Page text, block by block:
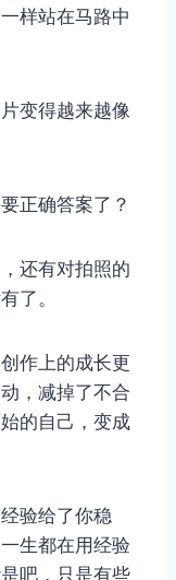
样站在马路中
变得越来越像
正确答案了？
还有对拍照的
了。
作上的成长更
，减掉了不合
的自己，变成
验给了你稳
生都在用经验
吧，只是有些